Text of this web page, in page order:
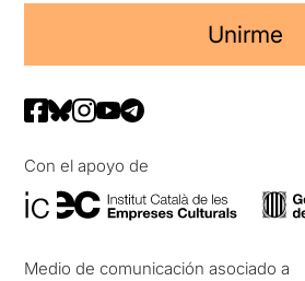
Unirme
Con el apoyo de
Medio de comunicación asociado a